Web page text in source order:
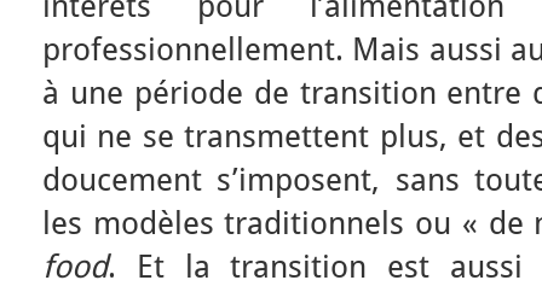
professionnellement. Mais aussi
à une période de transition entre
qui ne se transmettent plus, et
doucement s’imposent, sans
les modèles traditionnels ou « de
food. Et la transition est aussi